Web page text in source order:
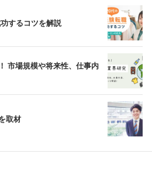
するコツを解説
市場規模や将来性、仕事内
取材